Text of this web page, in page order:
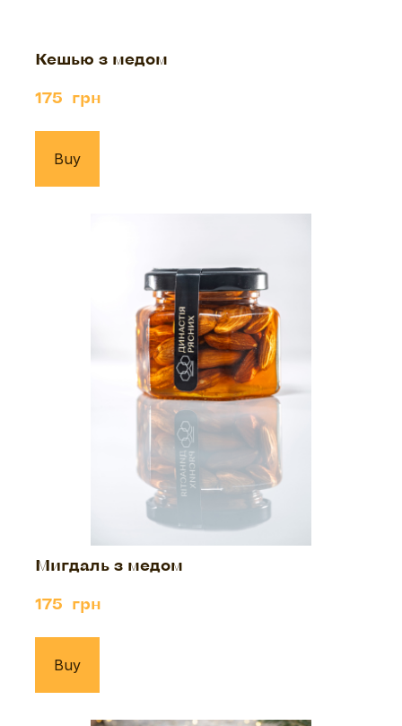
Кешью з медом
175  грн
Buy
Мигдаль з медом
175  грн
Buy